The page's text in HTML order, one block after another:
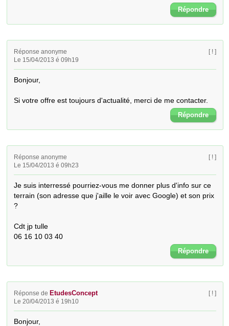
Répondre
Réponse anonyme
Le 15/04/2013 é 09h19
[ ! ]
Bonjour,
Si votre offre est toujours d'actualité, merci de me contacter.
Répondre
Réponse anonyme
Le 15/04/2013 é 09h23
[ ! ]
Je suis interressé pourriez-vous me donner plus d'info sur ce
terrain (son adresse que j'aille le voir avec Google) et son prix
?
Cdt jp tulle
06 16 10 03 40
Répondre
Réponse de EtudesConcept
Le 20/04/2013 é 19h10
[ ! ]
Bonjour,